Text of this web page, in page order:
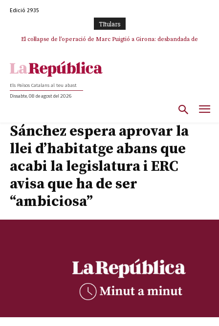
Edició 2935
TItulars
El col·lapse de l’operació de Marc Puigtió a Girona: desbandada de
Els Països Catalans al teu abast
Dissabte, 08 de agost del 2026
Sánchez espera aprovar la
llei d’habitatge abans que
acabi la legislatura i ERC
avisa que ha de ser
“ambiciosa”